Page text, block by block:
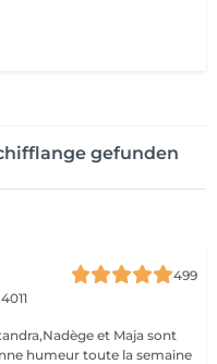
gefunden
499
et Maja sont
humeur toute la semaine